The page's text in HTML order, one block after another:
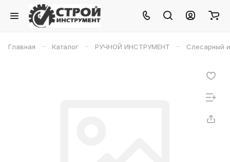
Главная – Каталог – РУЧНОЙ ИНСТРУМЕНТ – Слесарный